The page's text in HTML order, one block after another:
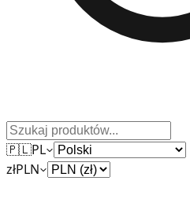
🇵🇱PL
złPLN